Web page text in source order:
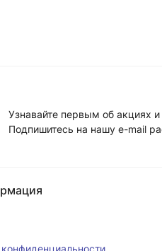
Узнавайте первым об акциях и
Подпишитесь на нашу e-mail